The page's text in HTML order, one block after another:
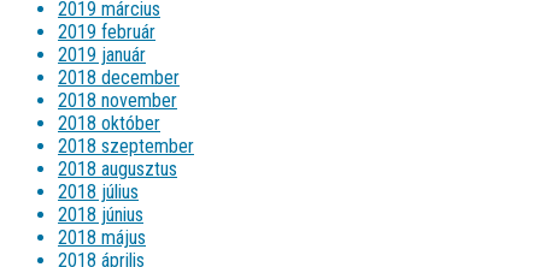
2019 március
2019 február
2019 január
2018 december
2018 november
2018 október
2018 szeptember
2018 augusztus
2018 július
2018 június
2018 május
2018 április